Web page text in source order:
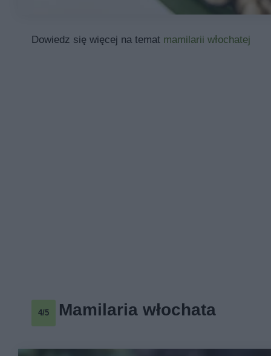
Dowiedz się więcej na temat mamilarii włochatej
4/5 Mamilaria włochata